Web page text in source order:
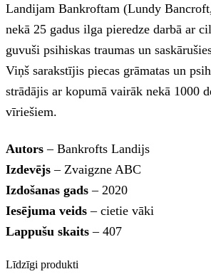
Landijam Bankroftam (Lundy
nekā 25 gadus ilga pieredze darbā ar
guvuši psihiskas traumas un
Viņš sarakstījis piecas grāmatas un
strādājis ar kopumā vairāk nekā 1000
vīriešiem.
Autors – Bankrofts Landijs
Izdevējs – Zvaigzne ABC
Izdošanas gads – 2020
Iesējuma veids – cietie vāki
Lappušu skaits – 407
Līdzīgi produkti